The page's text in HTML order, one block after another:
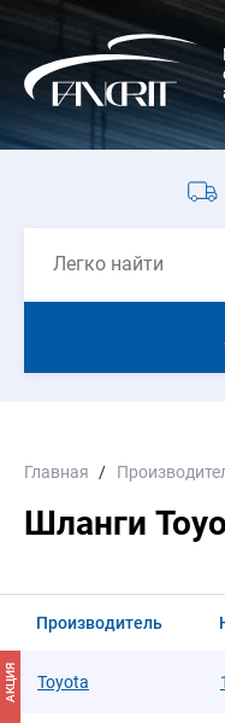
Главная
Шланги
Производитель
АКЦИЯ Toyota